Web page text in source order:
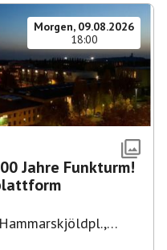
Morgen, 09.08.2026
18:00
Jahre Funkturm!
Hammarskjöldpl.,